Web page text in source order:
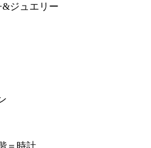
&ジュエリー
＝時計